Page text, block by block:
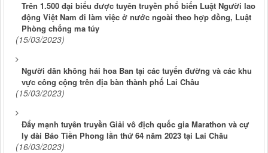
Trên 1.500 đại biểu được tuyên truyền phổ biến Luật Người lao
động Việt Nam đi làm việc ở nước ngoài theo hợp đồng, Luật
Phòng chống ma túy
(15/03/2023)
Người dân không hái hoa Ban tại các tuyến đường và các khu
vực công cộng trên địa bàn thành phố Lai Châu
(15/03/2023)
Đẩy mạnh tuyên truyền Giải vô địch quốc gia Marathon và cự
ly dài Báo Tiền Phong lần thứ 64 năm 2023 tại Lai Châu
(16/03/2023)